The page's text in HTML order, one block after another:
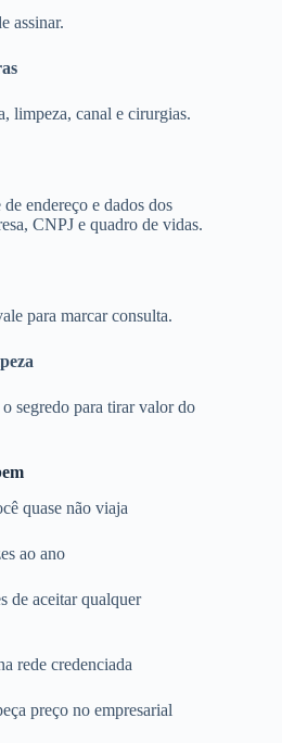
assinar.
limpeza, canal e cirurgias.
endereço e dados dos
CNPJ e quadro de vidas.
para marcar consulta.
segredo para tirar valor do
quase não viaja
ao ano
de aceitar qualquer
rede credenciada
preço no empresarial